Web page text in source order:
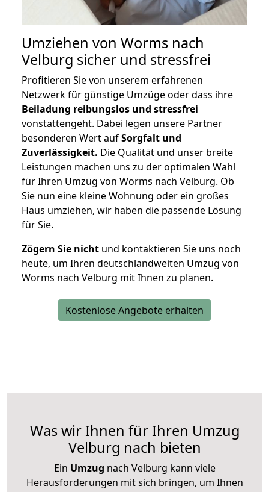
Umziehen von Worms nach
Velburg sicher und stressfrei
Profitieren Sie von unserem erfahrenen
Netzwerk für günstige Umzüge oder dass ihre
Beiladung reibungslos und stressfrei
vonstattengeht. Dabei legen unsere Partner
besonderen Wert aufSorgfalt und
Zuverlässigkeit. Die Qualität und unser breite
Leistungen machen uns zu der optimalen Wahl
für Ihren Umzug von Worms nach Velburg. Ob
Sie nun eine kleine Wohnung oder ein großes
Haus umziehen, wir haben die passende Lösung
für Sie.
Zögern Sie nicht und kontaktieren Sie uns noch
heute, um Ihren deutschlandweiten Umzug von
Worms nach Velburg mit Ihnen zu planen.
Kostenlose Angebote erhalten
Was wir Ihnen für Ihren Umzug
Velburg nach bieten
Ein Umzug nach Velburg kann viele
Herausforderungen mit sich bringen, um Ihnen